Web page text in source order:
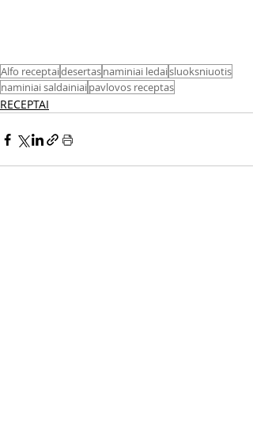
Alfo receptaidesertasnaminiai ledaisluoksniuotis
naminiai saldainiaipavlovos receptas
RECEPTAI